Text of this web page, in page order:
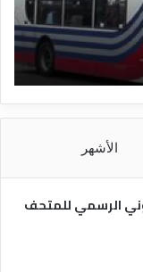
ق
و
الأشهر
الرسمي للمتحف